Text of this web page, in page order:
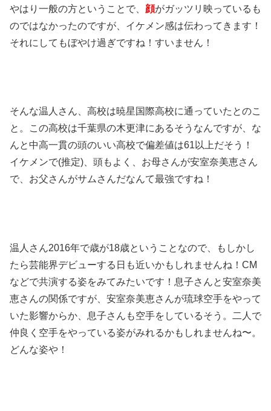
やはり一般の方ということで、 顔がガッツリ映っているも
のではなかったのですが、イケメン感は伝わってきます！
それにしてもぼやけ過ぎですね！すいません！
そんな温人さん、高校は暁星国際高校に通っていたとのこ
と。この高校は千葉県の木更津にあるそうなんですが、な
んと中高一貫の頭のいい高校で偏差値は61以上だそう！
イケメンで(推定)、頭もよく、お母さんが安室奈美恵さん
で、お父さんがサムさんだなんて最強ですね！
温人さん2016年で歳が18歳ということなので、もしかし
たら芸能界デビューする日も近いかもしれませんね！CM
などで共演する姿をみてみたいです！息子さんと安室奈美
恵さんの関係ですが、安室奈美恵さんが琉球空手をやって
いた影響からか、息子さんも空手をしているそう。二人で
仲良く空手をやっている姿がみれるかもしれませんね〜。
どんな姿や！